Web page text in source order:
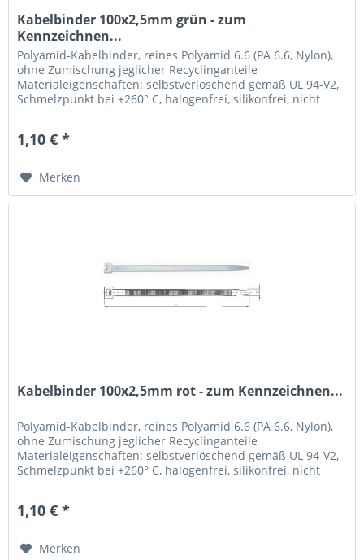
Kabelbinder 100x2,5mm grün - zum
Kennzeichnen...
Polyamid-Kabelbinder, reines Polyamid 6.6 (PA 6.6, Nylon),
ohne Zumischung jeglicher Recyclinganteile
Materialeigenschaften: selbstverlöschend gemäß UL 94-V2,
Schmelzpunkt bei +260° C, halogenfrei, silikonfrei, nicht
1,10 € *
Merken
Kabelbinder 100x2,5mm rot - zum Kennzeichnen...
Polyamid-Kabelbinder, reines Polyamid 6.6 (PA 6.6, Nylon),
ohne Zumischung jeglicher Recyclinganteile
Materialeigenschaften: selbstverlöschend gemäß UL 94-V2,
Schmelzpunkt bei +260° C, halogenfrei, silikonfrei, nicht
1,10 € *
Merken